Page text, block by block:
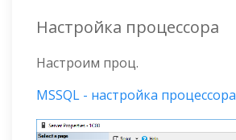
Настройка процессора
Настроим проц.
MSSQL - настройка процессора